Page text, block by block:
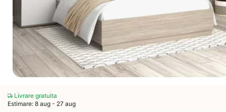
Livrare gratuita
Estimare: 8 aug - 27 aug